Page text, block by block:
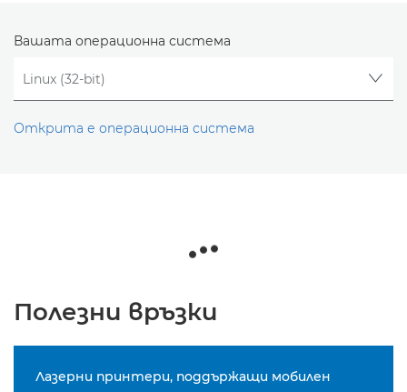
Вашата операционна система
Открита е операционна система
Полезни връзки
Лазерни принтери, поддържащи мобилен